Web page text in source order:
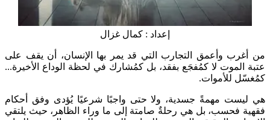
إعداد : كمال غزال
من أغرب وأعمق التجارب التي قد يمر بها الإنسان، أن يقف على
عتبة الموت لا كمُفجَع بفقد، بل كمُشارك في لحظة الوداع الأخيرة...
كمُغسّل للأموات.
هي ليست مهمةً جسدية، ولا حتى واجبًا شرعيًا يُؤدى وفق أحكام
فقهية فحسب، بل هي رحلةٌ صامتة إلى ما وراء الظاهر، حيث يلتقي